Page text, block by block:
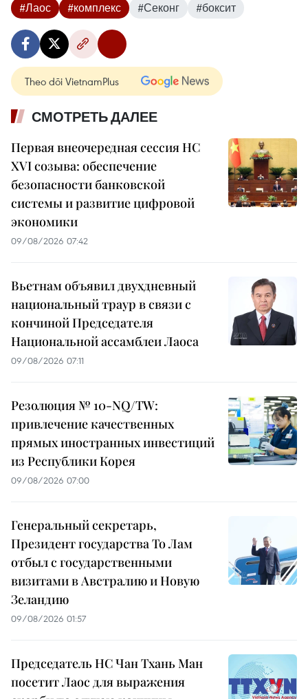
#Лаос #комплекс #Секонг #боксит
Theo dõi VietnamPlus
СМОТРЕТЬ ДАЛЕЕ
Первая внеочередная сессия НС
XVI созыва: обеспечение
безопасности банковской
системы и развитие цифровой
экономики
09/08/2026 07:42
Вьетнам объявил двухдневный
национальный траур в связи с
кончиной Председателя
Национальной ассамблеи Лаоса
09/08/2026 07:11
Резолюция № 10-NQ/TW:
привлечение качественных
прямых иностранных инвестиций
из Республики Корея
09/08/2026 07:00
Генеральный секретарь,
Президент государства То Лам
отбыл с государственными
визитами в Австралию и Новую
Зеландию
09/08/2026 01:57
Председатель НС Чан Тхань Ман
посетит Лаос для выражения